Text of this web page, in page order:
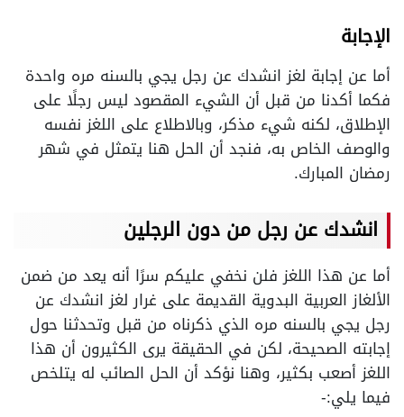
الإجابة
أما عن إجابة لغز انشدك عن رجل يجي بالسنه مره واحدة
فكما أكدنا من قبل أن الشيء المقصود ليس رجلًا على
الإطلاق، لكنه شيء مذكر، وبالاطلاع على اللغز نفسه
والوصف الخاص به، فنجد أن الحل هنا يتمثل في شهر
رمضان المبارك.
انشدك عن رجل من دون الرجلين
أما عن هذا اللغز فلن نخفي عليكم سرًا أنه يعد من ضمن
الألغاز العربية البدوية القديمة على غرار لغز انشدك عن
رجل يجي بالسنه مره الذي ذكرناه من قبل وتحدثنا حول
إجابته الصحيحة، لكن في الحقيقة يرى الكثيرون أن هذا
اللغز أصعب بكثير، وهنا نؤكد أن الحل الصائب له يتلخص
فيما يلي:-